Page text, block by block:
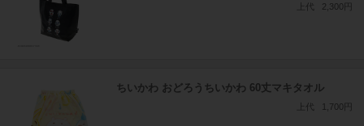
上代 2,300円
ちいかわ おどろうちいかわ 60丈マキタオル
上代 1,700円